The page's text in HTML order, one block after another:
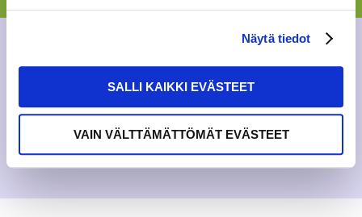
Näytä tiedot
SALLI KAIKKI EVÄSTEET
VAIN VÄLTTÄMÄTTÖMÄT EVÄSTEET
jatkaville mahdollisuuksia viettää aikaa yhdes...
AJANKOHTAISTA,YLEINEN